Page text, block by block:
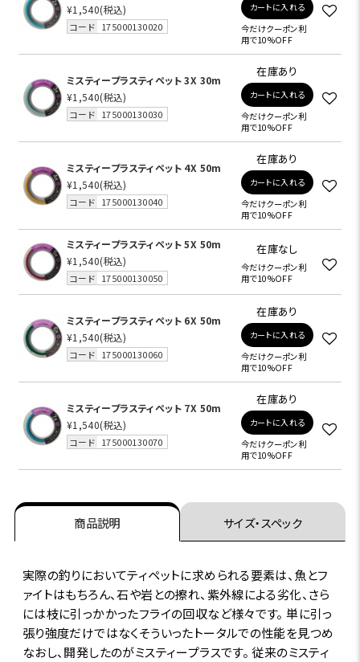
¥1,540(税込)
コード 175000130020
カートに入れる
今だけクーポン利
用で10%OFF
ミスティープラスティペット 3X 30m
¥1,540(税込)
コード 175000130030
在庫あり
カートに入れる
今だけクーポン利
用で10%OFF
ミスティープラスティペット 4X 50m
¥1,540(税込)
コード 175000130040
在庫あり
カートに入れる
今だけクーポン利
用で10%OFF
ミスティープラスティペット 5X 50m
¥1,540(税込)
コード 175000130050
在庫なし
今だけクーポン利
用で10%OFF
ミスティープラスティペット 6X 50m
¥1,540(税込)
コード 175000130060
在庫あり
カートに入れる
今だけクーポン利
用で10%OFF
ミスティープラスティペット 7X 50m
¥1,540(税込)
コード 175000130070
在庫あり
カートに入れる
今だけクーポン利
用で10%OFF
商品説明 サイズ・スペック
実際の釣りにおいてティペットに求められる要素は、魚とフ
ァイトはもちろん、石や岩との擦れ、紫外線による劣化、さら
には枝に引っかかったフライの回収など様々です。 単に引っ
張り強度だけではなくそういったトータルでの性能を見つめ
なおし、開発したのがミスティープラスです。 従来のミスティ